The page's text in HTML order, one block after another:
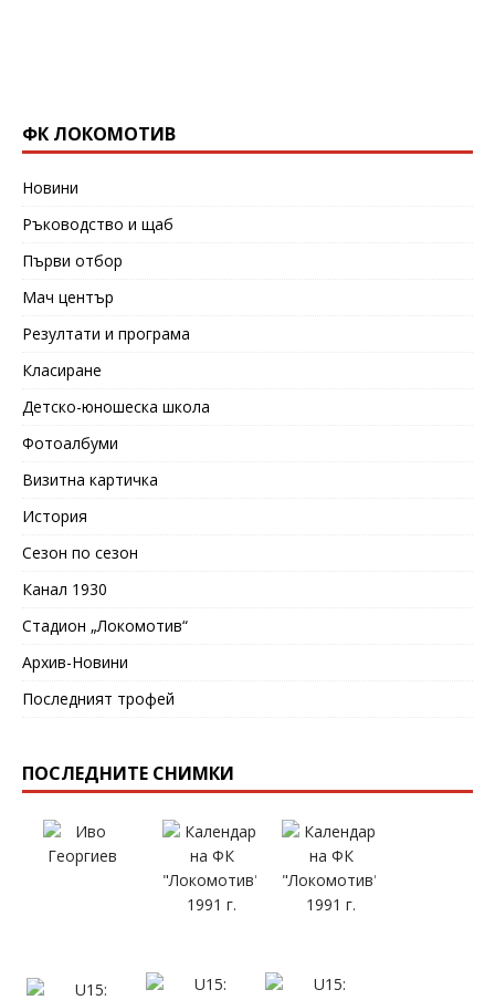
ФК ЛОКОМОТИВ
Новини
Ръководство и щаб
Първи отбор
Мач център
Резултати и програма
Класиране
Детско-юношеска школа
Фотоалбуми
Визитна картичка
История
Сезон по сезон
Канал 1930
Стадион „Локомотив“
Архив-Новини
Последният трофей
ПОСЛЕДНИТЕ СНИМКИ